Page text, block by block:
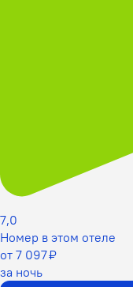
7,0
Номер в этом отеле
от 7 097 ₽
за ночь